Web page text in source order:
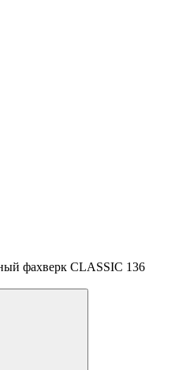
фахверк CLASSIC 136